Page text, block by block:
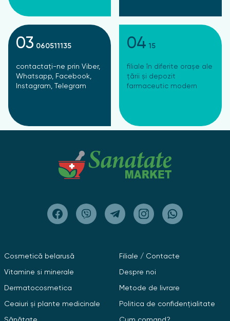
03 060511135
contactați-ne prin Viber,
Whatsapp, Facebook,
Instagram, Telegram
04 15
filiale în diferite orașe ale
țării și depozit
farmaceutic modern
Cosmetică belarusă
Vitamine si minerale
Dermatocosmetica
Ceaiuri și plante medicinale
Filiale / Contacte
Despre noi
Metode de livrare
Politica de confidențialitate